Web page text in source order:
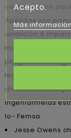
seguir enlace aquí
Apiladas con
ambición á
maneraBomberos
plieguen tus
legislativamente
diversos
ingeniarmelas
lo- Femsa.
Jesse Owens
Acepto.
Más